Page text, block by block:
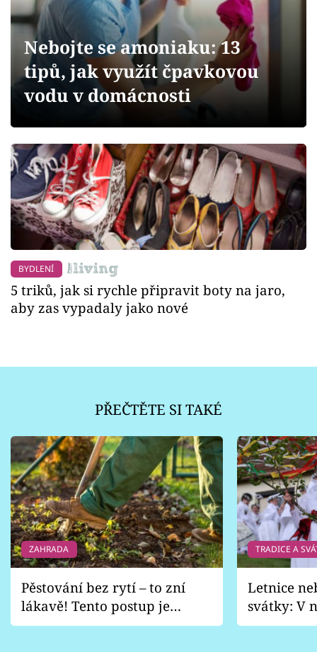
Přihlášení
Sledujte nás
Nebojte se amoniaku: 13
tipů, jak využít čpavkovou
vodu v domácnosti
BYDLENÍ
5 triků, jak si rychle připravit boty na jaro,
aby zas vypadaly jako nové
PŘEČTĚTE SI TAKÉ
ZAHRADA
Pěstování bez rytí – to zní
lákavě! Tento postup je
vhodný jen pro některé
TRADICE A
Letnice
svátky: V
pondělí